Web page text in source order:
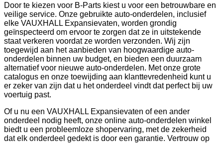
Door te kiezen voor B-Parts kiest u voor een betrouwbare en
veilige service. Onze gebruikte auto-onderdelen, inclusief
elke VAUXHALL Expansievaten, worden grondig
geïnspecteerd om ervoor te zorgen dat ze in uitstekende
staat verkeren voordat ze worden verzonden. Wij zijn
toegewijd aan het aanbieden van hoogwaardige auto-
onderdelen binnen uw budget, en bieden een duurzaam
alternatief voor nieuwe auto-onderdelen. Met onze grote
catalogus en onze toewijding aan klanttevredenheid kunt u
er zeker van zijn dat u het onderdeel vindt dat perfect bij uw
voertuig past.
Of u nu een VAUXHALL Expansievaten of een ander
onderdeel nodig heeft, onze online auto-onderdelen winkel
biedt u een probleemloze shopervaring, met de zekerheid
dat elk onderdeel gedekt is door een garantie. Vertrouw op